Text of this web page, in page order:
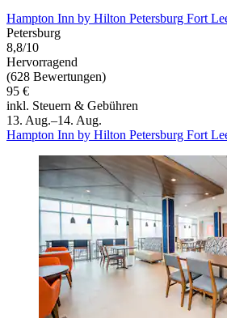
Hampton Inn by Hilton Petersburg Fort
Petersburg
8,8/10
Hervorragend
(628 Bewertungen)
95 €
inkl. Steuern & Gebühren
13. Aug.–14. Aug.
Hampton Inn by Hilton Petersburg Fort